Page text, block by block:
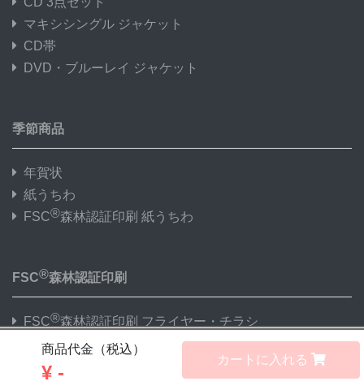
商品代金（税込）
¥ -
カートに入れる
マキシシングル ジャケット
CD帯
DVD・ブルーレイ ジャケット
季節商品
年賀状
紙うちわ
FSC®森林認証印刷 紙うちわ
FSC®森林認証印刷
FSC®森林認証印刷 フライヤー・チラシ
FSC ®森林認証印刷 ポスター
FSC
森林認証印刷 名刺・カード